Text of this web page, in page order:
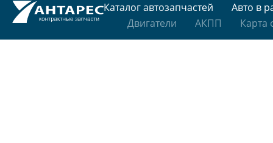
Каталог автозапчастей
Авто в
Двигатели
АКПП Карта